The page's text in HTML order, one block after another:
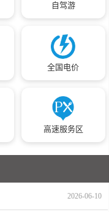
自驾游
全国电价
高速服务区
2026-06-10